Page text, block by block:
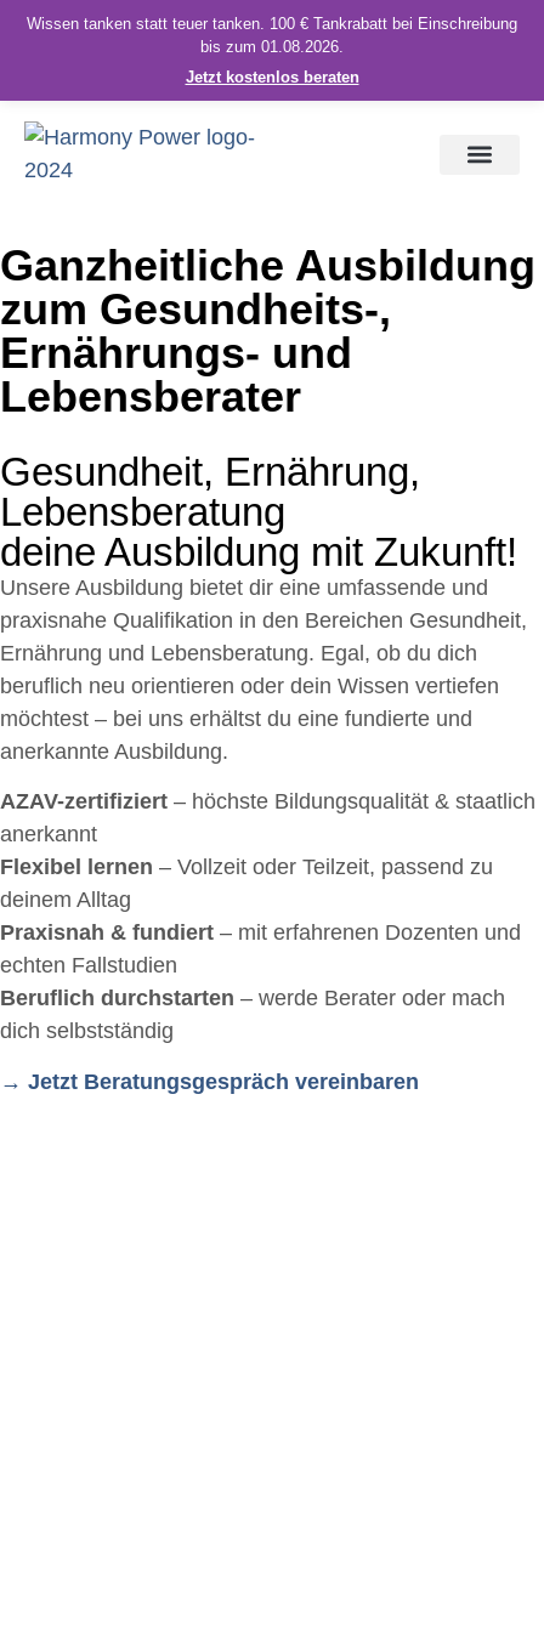
Wissen tanken statt teuer tanken. 100 € Tankrabatt bei Einschreibung
bis zum 01.08.2026.
Jetzt kostenlos beraten
Ganzheitliche Ausbildung
zum Gesundheits-,
Ernährungs- und
Lebensberater
Gesundheit, Ernährung,
Lebensberatung
deine Ausbildung mit Zukunft!
Unsere Ausbildung bietet dir eine umfassende und
praxisnahe Qualifikation in den Bereichen Gesundheit,
Ernährung und Lebensberatung. Egal, ob du dich
beruflich neu orientieren oder dein Wissen vertiefen
möchtest – bei uns erhältst du eine fundierte und
anerkannte Ausbildung.
AZAV-zertifiziert – höchste Bildungsqualität & staatlich
anerkannt
Flexibel lernen – Vollzeit oder Teilzeit, passend zu
deinem Alltag
Praxisnah & fundiert – mit erfahrenen Dozenten und
echten Fallstudien
Beruflich durchstarten – werde Berater oder mach
dich selbstständig
→ Jetzt Beratungsgespräch vereinbaren